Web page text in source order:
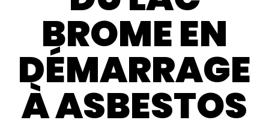
BROME EN
DÉMARRAGE
À ASBESTOS